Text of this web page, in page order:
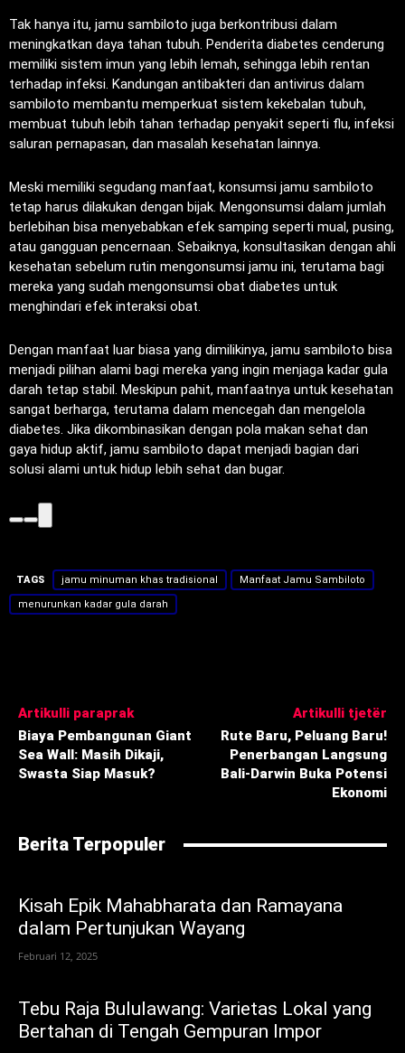
Tak hanya itu, jamu sambiloto juga berkontribusi dalam
meningkatkan daya tahan tubuh. Penderita diabetes cenderung
memiliki sistem imun yang lebih lemah, sehingga lebih rentan
terhadap infeksi. Kandungan antibakteri dan antivirus dalam
sambiloto membantu memperkuat sistem kekebalan tubuh,
membuat tubuh lebih tahan terhadap penyakit seperti flu, infeksi
saluran pernapasan, dan masalah kesehatan lainnya.
Meski memiliki segudang manfaat, konsumsi jamu sambiloto
tetap harus dilakukan dengan bijak. Mengonsumsi dalam jumlah
berlebihan bisa menyebabkan efek samping seperti mual, pusing,
atau gangguan pencernaan. Sebaiknya, konsultasikan dengan ahli
kesehatan sebelum rutin mengonsumsi jamu ini, terutama bagi
mereka yang sudah mengonsumsi obat diabetes untuk
menghindari efek interaksi obat.
Dengan manfaat luar biasa yang dimilikinya, jamu sambiloto bisa
menjadi pilihan alami bagi mereka yang ingin menjaga kadar gula
darah tetap stabil. Meskipun pahit, manfaatnya untuk kesehatan
sangat berharga, terutama dalam mencegah dan mengelola
diabetes. Jika dikombinasikan dengan pola makan sehat dan
gaya hidup aktif, jamu sambiloto dapat menjadi bagian dari
solusi alami untuk hidup lebih sehat dan bugar.
TAGS jamu minuman khas tradisional Manfaat Jamu Sambiloto
menurunkan kadar gula darah
Artikulli paraprak
Biaya Pembangunan Giant
Sea Wall: Masih Dikaji,
Swasta Siap Masuk?
Artikulli tjetër
Rute Baru, Peluang Baru!
Penerbangan Langsung
Bali-Darwin Buka Potensi
Ekonomi
Berita Terpopuler
Kisah Epik Mahabharata dan Ramayana
dalam Pertunjukan Wayang
Februari 12, 2025
Tebu Raja Bululawang: Varietas Lokal yang
Bertahan di Tengah Gempuran Impor